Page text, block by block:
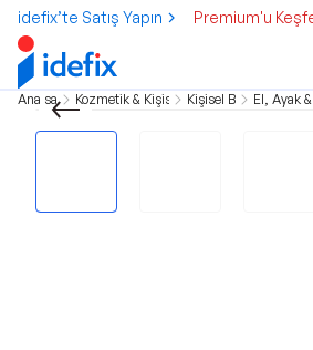
idefix’te Satış Yapın Premium'u
Ana sayfa Kozmetik & Kişisel BakımKişisel BakımEl, Ayak &